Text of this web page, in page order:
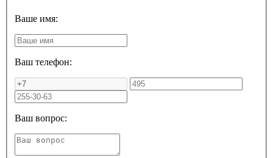
Ваше имя:
Ваш телефон:
Ваш вопрос: